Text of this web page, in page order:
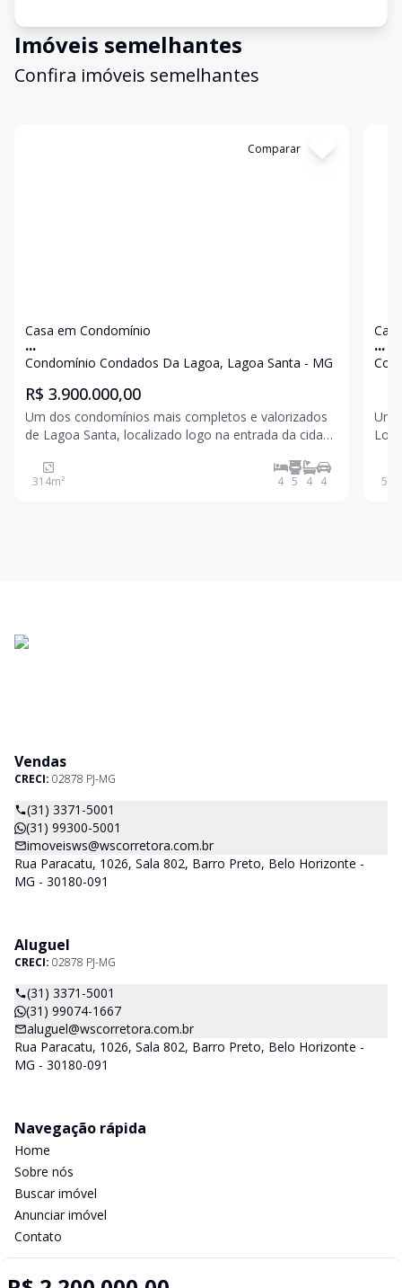
Imóveis semelhantes
Confira imóveis semelhantes
Comparar
Casa em Condomínio
...
Condomínio Condados Da Lagoa, Lagoa Santa - MG
R$ 3.900.000,00
Um dos condomínios mais completos e valorizados
de Lagoa Santa, localizado logo na entrada da cidade
Confins. O condomínio oferece portaria 24 horas,
segurança armada e uma infraestrutura de lazer
314m² 4 5 4 4
...
Um
500
Vendas
CRECI: 02878 PJ-MG
(31) 3371-5001
(31) 99300-5001
imoveisws@wscorretora.com.br
Rua Paracatu, 1026, Sala 802, Barro Preto, Belo Horizonte -
MG - 30180-091
Aluguel
CRECI: 02878 PJ-MG
(31) 3371-5001
(31) 99074-1667
aluguel@wscorretora.com.br
Rua Paracatu, 1026, Sala 802, Barro Preto, Belo Horizonte -
MG - 30180-091
Navegação rápida
Home
Sobre nós
Buscar imóvel
Anunciar imóvel
Contato